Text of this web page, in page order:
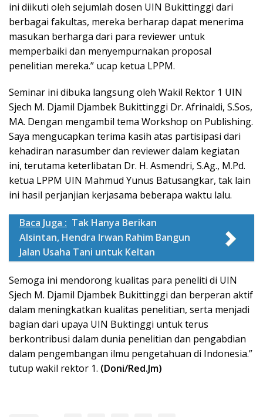
ini diikuti oleh sejumlah dosen UIN Bukittinggi dari
berbagai fakultas, mereka berharap dapat menerima
masukan berharga dari para reviewer untuk
memperbaiki dan menyempurnakan proposal
penelitian mereka.” ucap ketua LPPM.
Seminar ini dibuka langsung oleh Wakil Rektor 1 UIN
Sjech M. Djamil Djambek Bukittinggi Dr. Afrinaldi, S.Sos,
MA. Dengan mengambil tema Workshop on Publishing.
Saya mengucapkan terima kasih atas partisipasi dari
kehadiran narasumber dan reviewer dalam kegiatan
ini, terutama keterlibatan Dr. H. Asmendri, S.Ag., M.Pd.
ketua LPPM UIN Mahmud Yunus Batusangkar, tak lain
ini hasil perjanjian kerjasama beberapa waktu lalu.
Baca Juga : Tak Hanya Berikan
Alsintan, Hendra Irwan Rahim Bangun
Jalan Usaha Tani untuk Keltan
Semoga ini mendorong kualitas para peneliti di UIN
Sjech M. Djamil Djambek Bukittinggi dan berperan aktif
dalam meningkatkan kualitas penelitian, serta menjadi
bagian dari upaya UIN Buktinggi untuk terus
berkontribusi dalam dunia penelitian dan pengabdian
dalam pengembangan ilmu pengetahuan di Indonesia.”
tutup wakil rektor 1. (Doni/Red.Jm)